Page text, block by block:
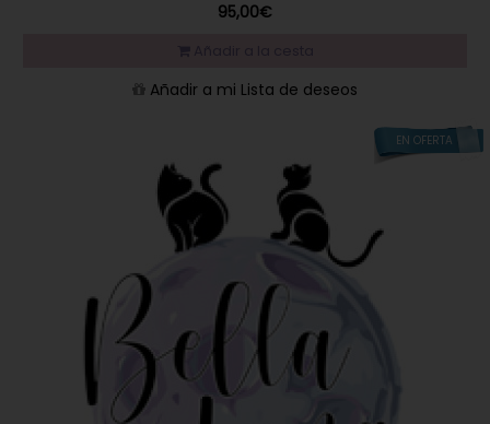
95,00€
Añadir a mi Lista de deseos
EN OFERTA